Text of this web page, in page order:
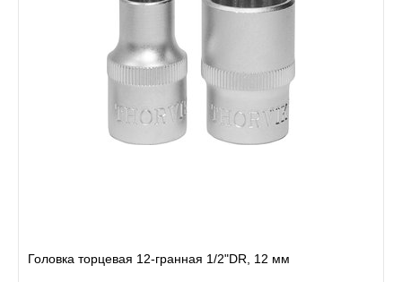
Головка торцевая 12-гранная 1/2"DR, 12 мм